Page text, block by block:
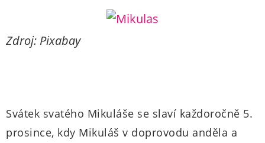
Zdroj: Pixabay
Svátek svatého Mikuláše se slaví každoročně 5.
prosince, kdy Mikuláš v doprovodu anděla a